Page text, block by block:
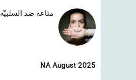
مناعة ضد السلبيّة
NA August 2025